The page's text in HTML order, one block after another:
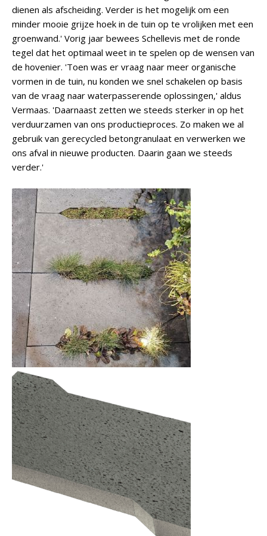
dienen als afscheiding. Verder is het mogelijk om een
minder mooie grijze hoek in de tuin op te vrolijken met een
groenwand.' Vorig jaar bewees Schellevis met de ronde
tegel dat het optimaal weet in te spelen op de wensen van
de hovenier. 'Toen was er vraag naar meer organische
vormen in de tuin, nu konden we snel schakelen op basis
van de vraag naar waterpasserende oplossingen,' aldus
Vermaas. 'Daarnaast zetten we steeds sterker in op het
verduurzamen van ons productieproces. Zo maken we al
gebruik van gerecycled betongranulaat en verwerken we
ons afval in nieuwe producten. Daarin gaan we steeds
verder.'